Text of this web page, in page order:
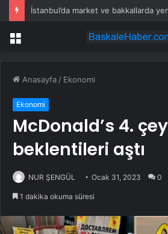
Menü
Anasayfa / Ekonomi
Ekonomi
McDonald’s 4.
beklentileri aştı
NUR ŞENGÜL Ocak 31, 2023 0
1 dakika okuma süresi